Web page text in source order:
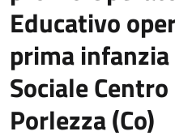
Educativo
prima
Sociale
Porlezza (Co)